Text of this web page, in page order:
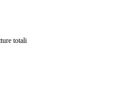
totali